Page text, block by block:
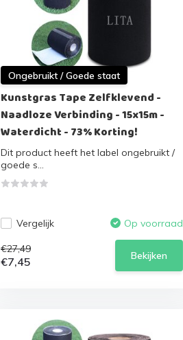
Ongebruikt / Goede staat
Kunstgras Tape Zelfklevend -
Naadloze Verbinding - 15x15m -
Waterdicht - 73% Korting!
Dit product heeft het label ongebruikt /
goede s...
Vergelijk Op voorraad
€27,49
€7,45 Bekijken